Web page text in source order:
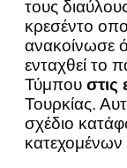
τους
κρεσέντο
ανακοίνωσε
ενταχθεί το
Τύμπου στις
Τουρκίας.
σχέδιο
κατεχομένων